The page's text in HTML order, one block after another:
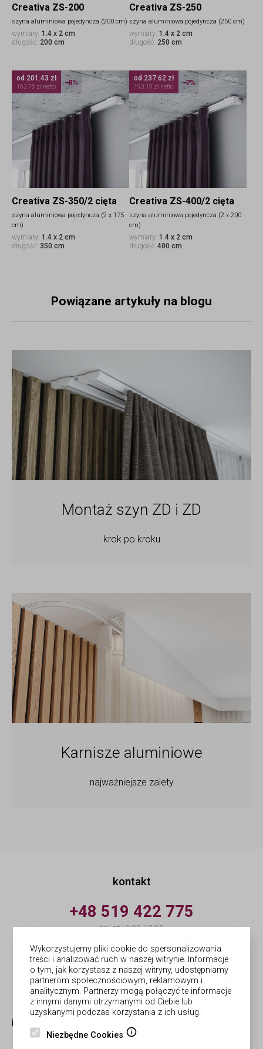
Creativa ZS-200
szyna aluminiowa pojedyncza (200 cm)
wymiary: 1.4 x 2 cm
długość: 200 cm
Creativa ZS-250
szyna aluminiowa pojedyncza (250 cm)
wymiary: 1.4 x 2 cm
długość: 250 cm
Creativa ZS-350/2 cięta
szyna aluminiowa pojedyncza (2 x 175
cm)
wymiary: 1.4 x 2 cm
długość: 350 cm
od 201.43 zł
163.76 zł netto -8%
Creativa ZS-400/2 cięta
szyna aluminiowa pojedyncza (2 x 200
cm)
wymiary: 1.4 x 2 cm
długość: 400 cm
od 237.62 zł
193.19 zł netto -7%
Powiązane artykuły na blogu
Montaż szyn ZD i ZD
krok po kroku
Karnisze aluminiowe
najważniejsze zalety
kontakt
+48 519 422 775
pn.-pt.: 9:00-18:00
info@forges.pl
© Forges | wykonanie Netergo
informacje
Wykorzystujemy pliki cookie do spersonalizowania
treści i analizować ruch w naszej witrynie. Informacje
o tym, jak korzystasz z naszej witryny, udostępniamy
partnerom społecznościowym, reklamowym i
analitycznym. Partnerzy mogą połączyć te informacje
z innymi danymi otrzymanymi od Ciebie lub
uzyskanymi podczas korzystania z ich usług.
Niezbędne Cookies